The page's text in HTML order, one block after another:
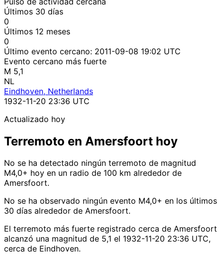
Últimos 30 días
0
Últimos 12 meses
0
Último evento cercano: 2011-09-08 19:02 UTC
Evento cercano más fuerte
M 5,1
NL
Eindhoven, Netherlands
1932-11-20 23:36 UTC
Actualizado hoy
Terremoto en Amersfoort hoy
No se ha detectado ningún terremoto de magnitud
M4,0+ hoy en un radio de 100 km alrededor de
Amersfoort.
No se ha observado ningún evento M4,0+ en los últimos
30 días alrededor de Amersfoort.
El terremoto más fuerte registrado cerca de Amersfoort
alcanzó una magnitud de 5,1 el 1932-11-20 23:36 UTC,
cerca de Eindhoven.